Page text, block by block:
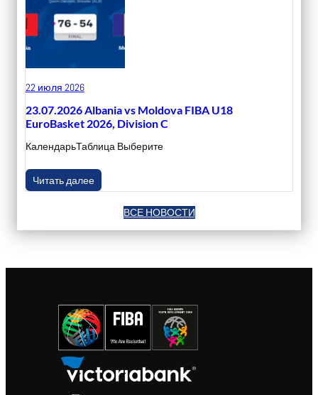
22 июля 2026
23.07.2026 Albania vs Moldova FIBA U18
EuroBasket 2026, Division C
КалендарьТаблица Выберите
Читать далее
ВСЕ НОВОСТИ